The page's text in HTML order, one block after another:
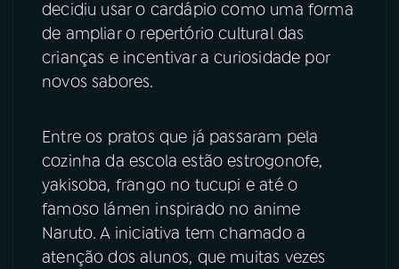
ACOMPANHE A RÁDIO NACIONAL
YouTube
TikTok
decidiu usar o cardápio como uma forma
de ampliar o repertório cultural das
crianças e incentivar a curiosidade por
novos sabores.
Entre os pratos que já passaram pela
cozinha da escola estão estrogonofe,
yakisoba, frango no tucupi e até o
famoso lámen inspirado no anime
Naruto. A iniciativa tem chamado a
atenção dos alunos, que muitas vezes